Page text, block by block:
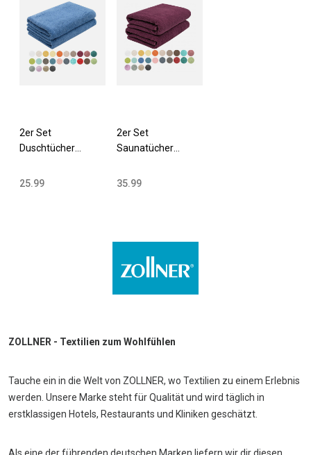
2er Set
Duschtücher
Baumwolle 420
25.99
2er Set
Saunatücher
Baumwolle 420
35.99
ZOLLNER - Textilien zum Wohlfühlen
Tauche ein in die Welt von ZOLLNER, wo Textilien zu einem Erlebnis
werden. Unsere Marke steht für Qualität und wird täglich in
erstklassigen Hotels, Restaurants und Kliniken geschätzt.